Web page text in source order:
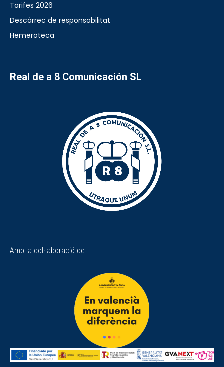
Tarifes 2026
Descàrrec de responsabilitat
Hemeroteca
Real de a 8 Comunicación SL
Amb la col·laboració de: